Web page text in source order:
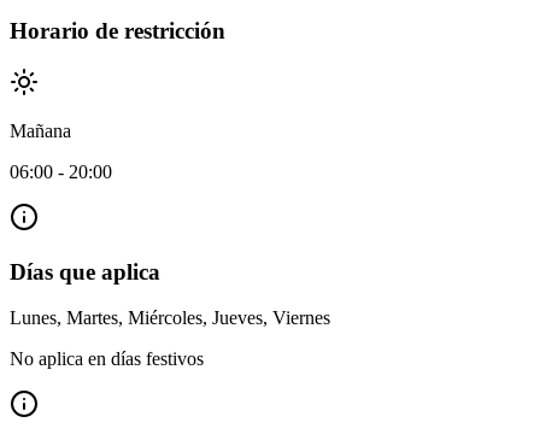
Horario de restricción
Mañana
06:00 - 20:00
Días que aplica
Lunes, Martes, Miércoles, Jueves, Viernes
No aplica en días festivos